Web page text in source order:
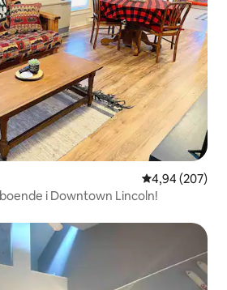
4,94 av 5 i
4,94 (207)
i Downtown Lincoln!